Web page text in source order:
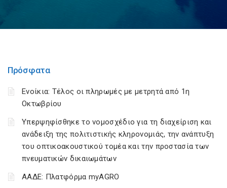
Πρόσφατα
Ενοίκια: Τέλος οι πληρωμές με μετρητά από 1η
Οκτωβρίου
Υπερψηφίσθηκε το νομοσχέδιο για τη διαχείριση και
ανάδειξη της πολιτιστικής κληρονομιάς, την ανάπτυξη
του οπτικοακουστικού τομέα και την προστασία των
πνευματικών δικαιωμάτων
ΑΑΔΕ: Πλατφόρμα myAGRO